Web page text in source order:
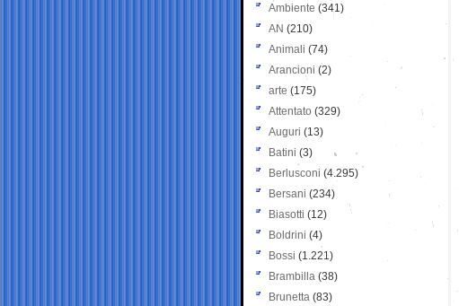
Ambiente (341)
AN (210)
Animali (74)
Arancioni (2)
arte (175)
Attentato (329)
Auguri (13)
Batini (3)
Berlusconi (4.295)
Bersani (234)
Biasotti (12)
Boldrini (4)
Bossi (1.221)
Brambilla (38)
Brunetta (83)